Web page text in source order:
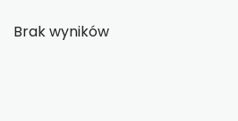
Brak wyników